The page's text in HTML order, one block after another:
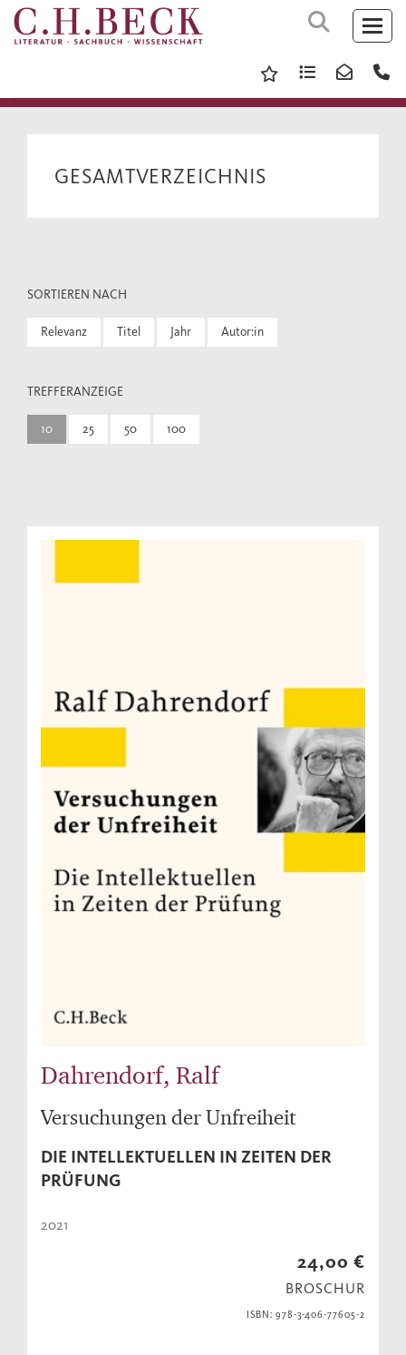
GESAMTVERZEICHNIS
SORTIEREN NACH
Relevanz Titel Jahr Autor:in
TREFFERANZEIGE
10 25 50 100
Dahrendorf, Ralf
Versuchungen der Unfreiheit
DIE INTELLEKTUELLEN IN ZEITEN DER
PRÜFUNG
2021
24,00 €
BROSCHUR
ISBN: 978-3-406-77605-2